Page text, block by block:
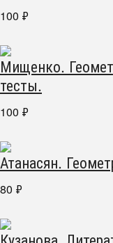
100 ₽
Мищенко.
тесты.
100 ₽
Атанасян.
80 ₽